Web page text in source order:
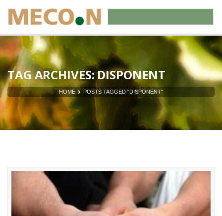
TAG ARCHIVES: DISPONENT
HOME POSTS TAGGED "DISPONENT"